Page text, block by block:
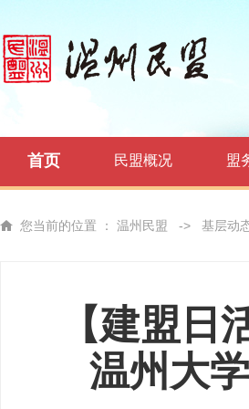
首页 民盟概况 盟
您当前的位置 ： 温州民盟 -> 基层动
【建盟
温州大